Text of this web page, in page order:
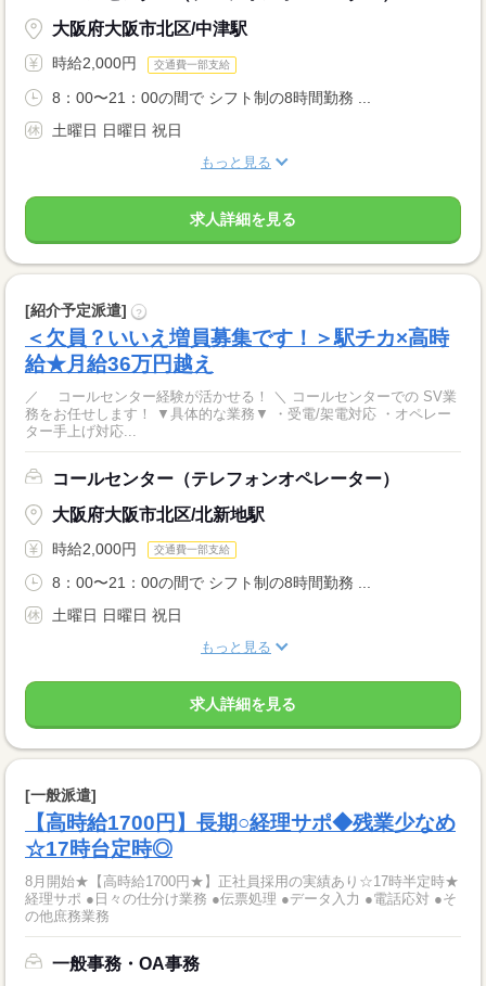
大阪府大阪市北区/中津駅
時給2,000円 交通費一部支給
8：00〜21：00の間で シフト制の8時間勤務 ...
土曜日 日曜日 祝日
もっと見る
求人詳細を見る
[紹介予定派遣] ?
＜欠員？いいえ増員募集です！＞駅チカ×高時
給★月給36万円越え
／ コールセンター経験が活かせる！ ＼ コールセンターでの SV業
務をお任せします！ ▼具体的な業務▼ ・受電/架電対応 ・オペレー
ター手上げ対応...
コールセンター（テレフォンオペレーター）
大阪府大阪市北区/北新地駅
時給2,000円 交通費一部支給
8：00〜21：00の間で シフト制の8時間勤務 ...
土曜日 日曜日 祝日
もっと見る
求人詳細を見る
[一般派遣]
【高時給1700円】長期○経理サポ◆残業少なめ
☆17時台定時◎
8月開始★【高時給1700円★】正社員採用の実績あり☆17時半定時★
経理サポ ●日々の仕分け業務 ●伝票処理 ●データ入力 ●電話応対 ●そ
の他庶務業務
一般事務・OA事務